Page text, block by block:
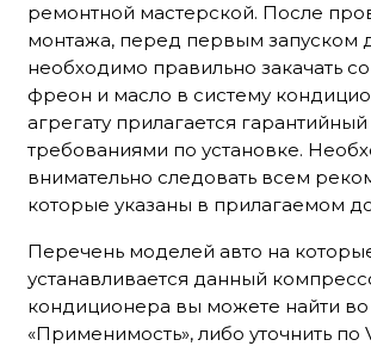
ремонтной мастерской. После
монтажа, перед первым запуском
необходимо правильно закачать
фреон и масло в систему
агрегату прилагается гарантийный
требованиями по установке.
внимательно следовать всем
которые указаны в прилагаемом
Перечень моделей авто на
устанавливается данный
кондиционера вы можете найти во
«Применимость», либо уточнить по